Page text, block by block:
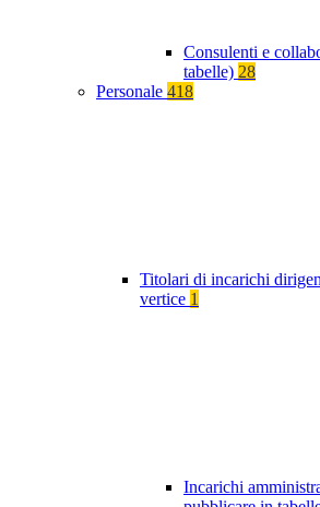
Consulenti e
tabelle) 28
Personale 418
Titolari di incarichi
vertice 1
Incarichi